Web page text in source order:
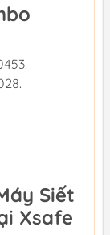
Siết
Xsafe